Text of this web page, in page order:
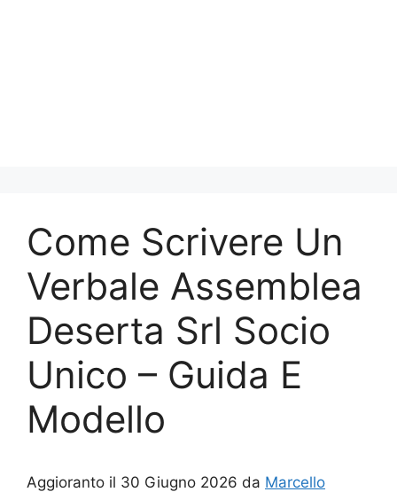
Come Scrivere Un
Verbale Assemblea
Deserta Srl Socio
Unico​​ – Guida E
Modello
Aggioranto il 30 Giugno 2026 da Marcello